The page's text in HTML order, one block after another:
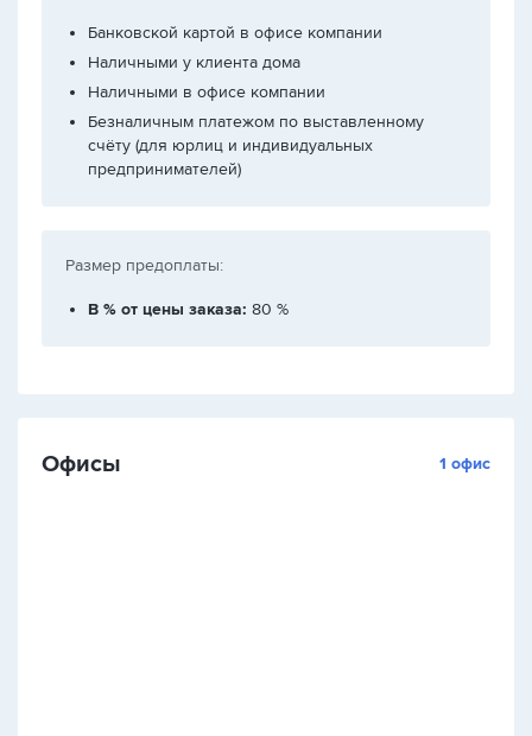
Банковской картой в офисе компании
Наличными у клиента дома
Наличными в офисе компании
Безналичным платежом по выставленному
счёту (для юрлиц и индивидуальных
предпринимателей)
Размер предоплаты:
В % от цены заказа: 80 %
Офисы 1 офис